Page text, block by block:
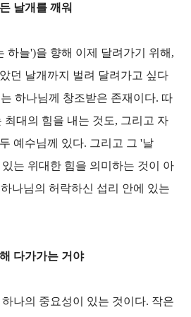
날개를 깨워
하늘')을 향해 이제 달려가기 위해,
던 날개까지 벌려 달려가고 싶다
하나님께 창조받은 존재이다. 따
최대의 힘을 내는 것도, 그리고 자
예수님께 있다. 그리고 그 '날
는 위대한 힘을 의미하는 것이 아
나님의 허락하신 섭리 안에 있는
다가가는 거야
나의 중요성이 있는 것이다. 작은